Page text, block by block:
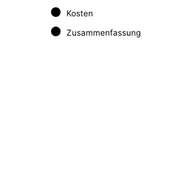
Kosten
Zusammenfassung